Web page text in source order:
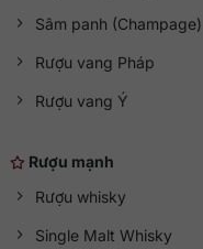
Sâm panh (Champage)
Rượu vang Pháp
Rượu vang Ý
Rượu mạnh
Rượu whisky
Single Malt Whisky